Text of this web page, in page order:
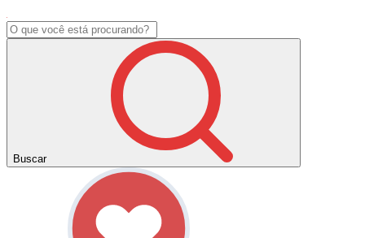
Buscar